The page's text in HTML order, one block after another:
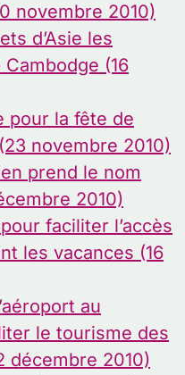
novembre 2010)
d’Asie les
(16
pour la fête de
novembre 2010)
prend le nom
2010)
faciliter l’accès
les vacances (16
au
le tourisme des
décembre 2010)